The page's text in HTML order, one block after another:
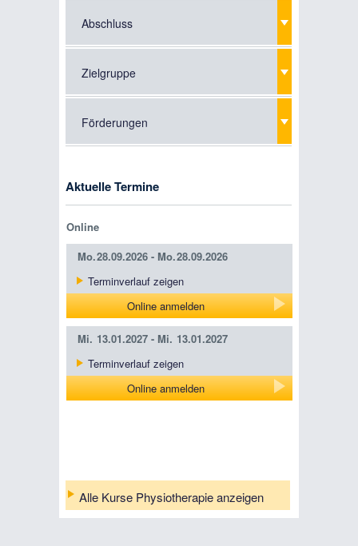
Abschluss
Zielgruppe
Förderungen
Aktuelle Termine
Online
Mo.28.09.2026 - Mo.28.09.2026
Terminverlauf zeigen
Online anmelden
Mi. 13.01.2027 - Mi. 13.01.2027
Terminverlauf zeigen
Online anmelden
Alle Kurse Physiotherapie anzeigen